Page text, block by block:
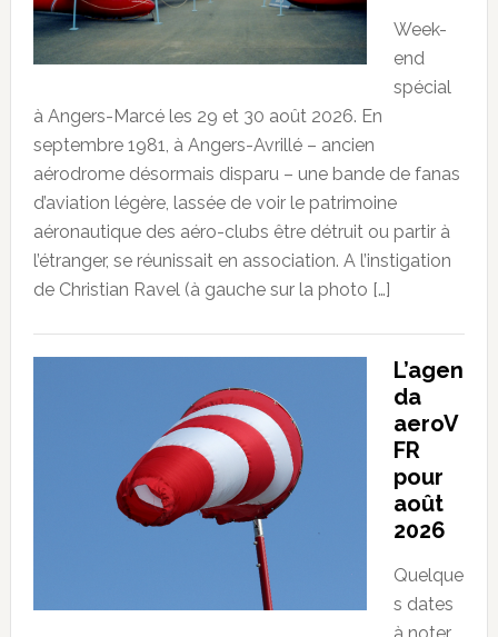
Week-
end
spécial
à Angers-Marcé les 29 et 30 août 2026. En
septembre 1981, à Angers-Avrillé – ancien
aérodrome désormais disparu – une bande de fanas
d’aviation légère, lassée de voir le patrimoine
aéronautique des aéro-clubs être détruit ou partir à
l’étranger, se réunissait en association. A l’instigation
de Christian Ravel (à gauche sur la photo […]
L’agen
da
aeroV
FR
pour
août
2026
Quelque
s dates